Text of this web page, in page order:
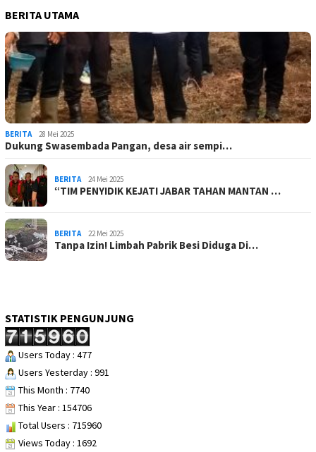
BERITA UTAMA
BERITA 28 Mei 2025
Dukung Swasembada Pangan, desa air sempi…
BERITA 24 Mei 2025
“TIM PENYIDIK KEJATI JABAR TAHAN MANTAN …
BERITA 22 Mei 2025
Tanpa Izin! Limbah Pabrik Besi Diduga Di…
STATISTIK PENGUNJUNG
Users Today : 477
Users Yesterday : 991
This Month : 7740
This Year : 154706
Total Users : 715960
Views Today : 1692